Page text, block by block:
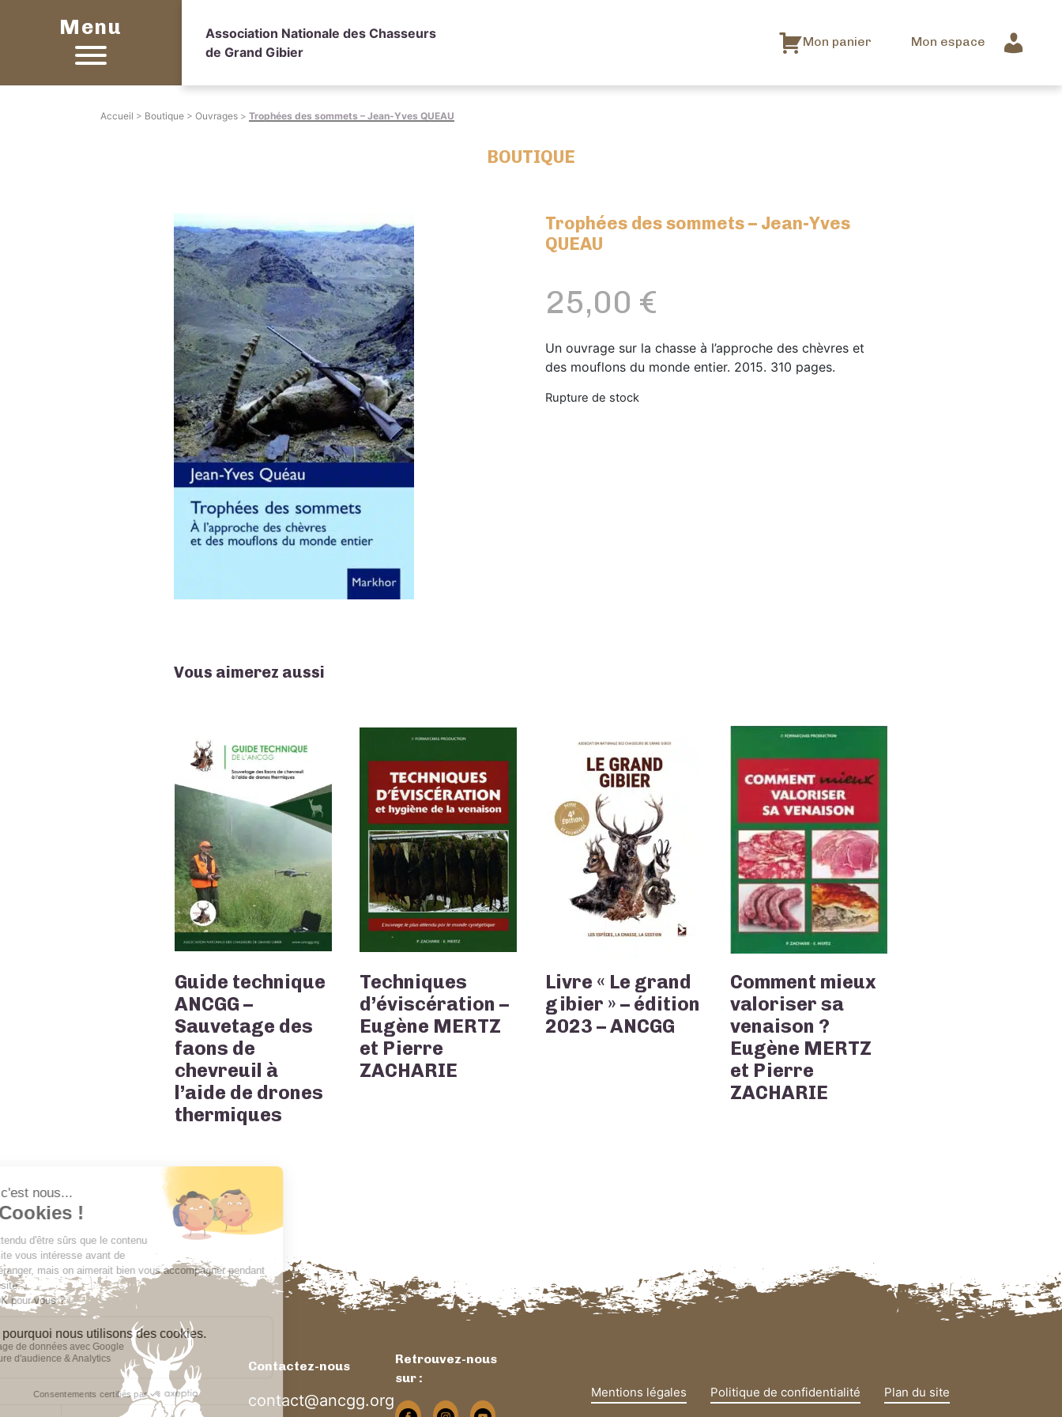
Menu
Association Nationale des Chasseurs
de Grand Gibier
Mon panier Mon espace
Accueil > Boutique > Ouvrages > Trophées des sommets – Jean-Yves QUEAU
BOUTIQUE
Trophées des sommets – Jean-Yves
QUEAU
25,00 €
Un ouvrage sur la chasse à l’approche des chèvres et
des mouflons du monde entier. 2015. 310 pages.
Rupture de stock
Vous aimerez aussi
Guide technique
ANCGG –
Sauvetage des
faons de
chevreuil à
l’aide de drones
thermiques
Techniques
d’éviscération –
Eugène MERTZ
et Pierre
ZACHARIE
Livre « Le grand
gibier » – édition
2023 – ANCGG
Comment mieux
valoriser sa
venaison ?
Eugène MERTZ
et Pierre
ZACHARIE
Contactez-nous
contact@ancgg.org
Retrouvez-nous
sur :
Mentions légales
Politique de confidentialité Plan du site